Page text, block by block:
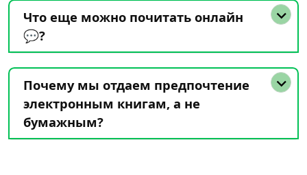
Что еще можно почитать онлайн
💬?
Почему мы отдаем предпочтение
электронным книгам, а не
бумажным?